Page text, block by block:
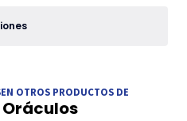
OTROS PRODUCTOS DE